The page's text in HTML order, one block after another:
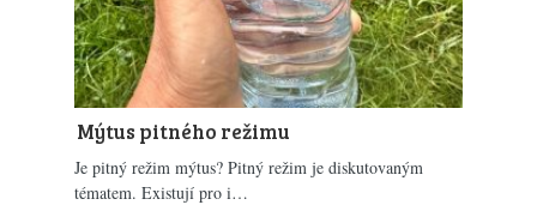
Mýtus pitného režimu
Je pitný režim mýtus? Pitný režim je diskutovaným
tématem. Existují pro i…